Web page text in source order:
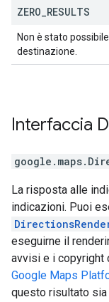
ZERO RESULTS
Non è stato
destinazione.
Interfaccia
google.maps.
La risposta alle
indicazioni. Puoi
eseguirne il
avvisi e i copyright
Google Maps
questo risultato sia